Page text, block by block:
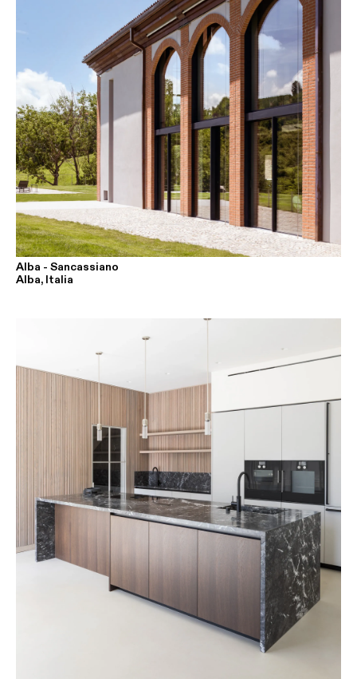
Alba - Sancassiano
Alba, Italia